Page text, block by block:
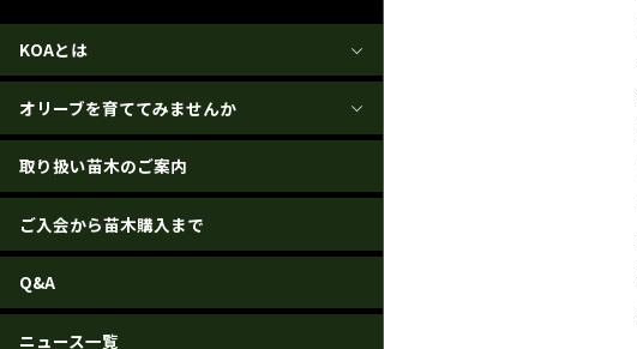
KOAとは
オリーブを育ててみませんか
取り扱い苗木のご案内
ご入会から苗木購入まで
Q&A
ニュース一覧